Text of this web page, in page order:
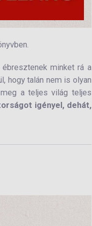
minket rá a
hogy talán nem is olyan
a teljes világ teljes
igényel, dehát,